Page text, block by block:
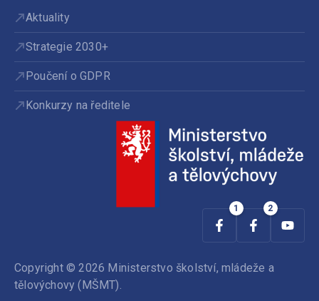
Aktuality
Strategie 2030+
Poučení o GDPR
Konkurzy na ředitele
Copyright © 2026 Ministerstvo školství, mládeže a
tělovýchovy (MŠMT).